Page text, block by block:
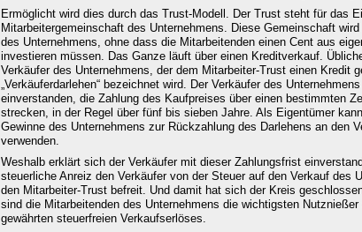
Ermöglicht wird dies durch das Trust-Modell. Der Trust steht für das
Mitarbeitergemeinschaft des Unternehmens. Diese Gemeinschaft
des Unternehmens, ohne dass die Mitarbeitenden einen Cent aus
investieren müssen. Das Ganze läuft über einen Kreditverkauf.
Verkäufer des Unternehmens, der dem Mitarbeiter-Trust einen Kredit
„Verkäuferdarlehen“ bezeichnet wird. Der Verkäufer des
einverstanden, die Zahlung des Kaufpreises über einen bestimmten
strecken, in der Regel über fünf bis sieben Jahre. Als Eigentümer
Gewinne des Unternehmens zur Rückzahlung des Darlehens an den
verwenden.
Weshalb erklärt sich der Verkäufer mit dieser Zahlungsfrist
steuerliche Anreiz den Verkäufer von der Steuer auf den Verkauf des
den Mitarbeiter-Trust befreit. Und damit hat sich der Kreis
sind die Mitarbeitenden des Unternehmens die wichtigsten Nutznießer
gewährten steuerfreien Verkaufserlöses.